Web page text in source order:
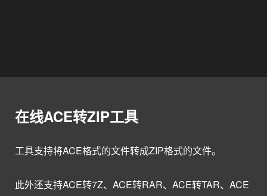
在线ACE转ZIP工具
工具支持将ACE格式的文件转成ZIP格式的文件。
此外还支持ACE转7Z、ACE转RAR、ACE转TAR、ACE